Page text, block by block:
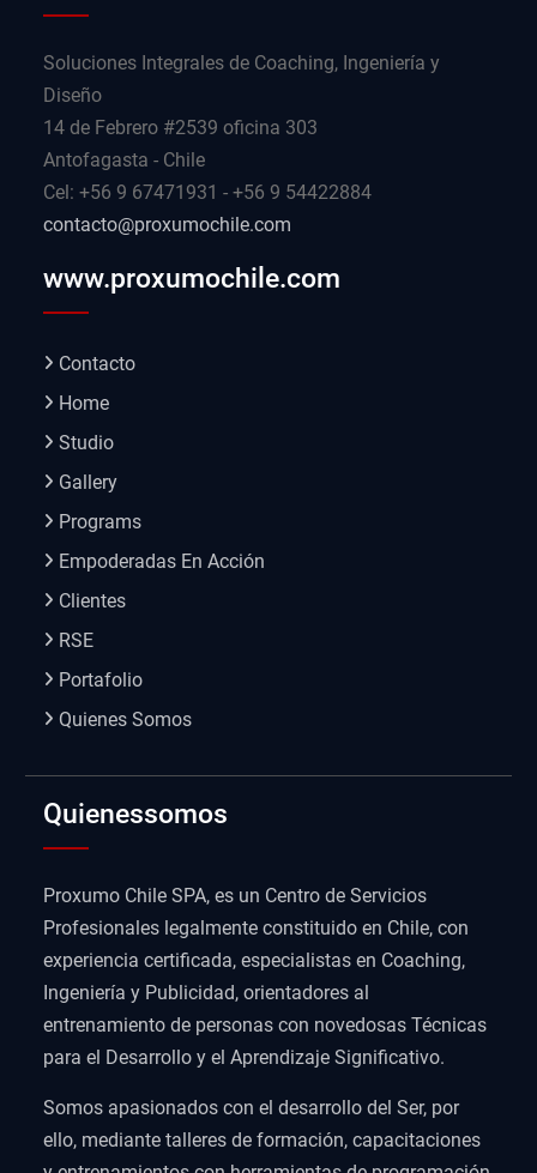
Soluciones Integrales de Coaching, Ingeniería y
Diseño
14 de Febrero #2539 oficina 303
Antofagasta - Chile
Cel: +56 9 67471931 - +56 9 54422884
contacto@proxumochile.com
www.proxumochile.com
Contacto
Home
Studio
Gallery
Programs
Empoderadas En Acción
Clientes
RSE
Portafolio
Quienes Somos
Quienessomos
Proxumo Chile SPA, es un Centro de Servicios
Profesionales legalmente constituido en Chile, con
experiencia certificada, especialistas en Coaching,
Ingeniería y Publicidad, orientadores al
entrenamiento de personas con novedosas Técnicas
para el Desarrollo y el Aprendizaje Significativo.
Somos apasionados con el desarrollo del Ser, por
ello, mediante talleres de formación, capacitaciones